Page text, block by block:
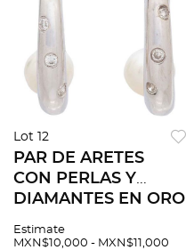
Lot 12
PAR DE ARETES
CON PERLAS Y
DIAMANTES EN ORO
Perlas color blanco:
Estimate
MXN$10,000 - MXN$11,000